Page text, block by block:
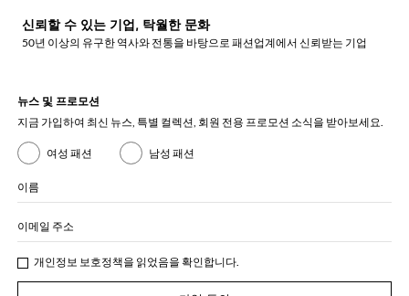
신뢰할 수 있는 기업, 탁월한 문화
50년 이상의 유구한 역사와 전통을 바탕으로 패션업계에서 신뢰받는 기업
뉴스 및 프로모션
지금 가입하여 최신 뉴스, 특별 컬렉션, 회원 전용 프로모션 소식을 받아보세요.
여성 패션 남성 패션
이름
이메일 주소
개인정보 보호정책을 읽었음을 확인합니다.